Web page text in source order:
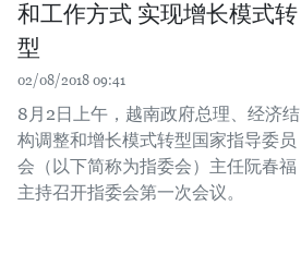
和工作方式 实现增长模式转
型
02/08/2018 09:41
8月2日上午，越南政府总理、经济结
构调整和增长模式转型国家指导委员
会（以下简称为指委会）主任阮春福
主持召开指委会第一次会议。